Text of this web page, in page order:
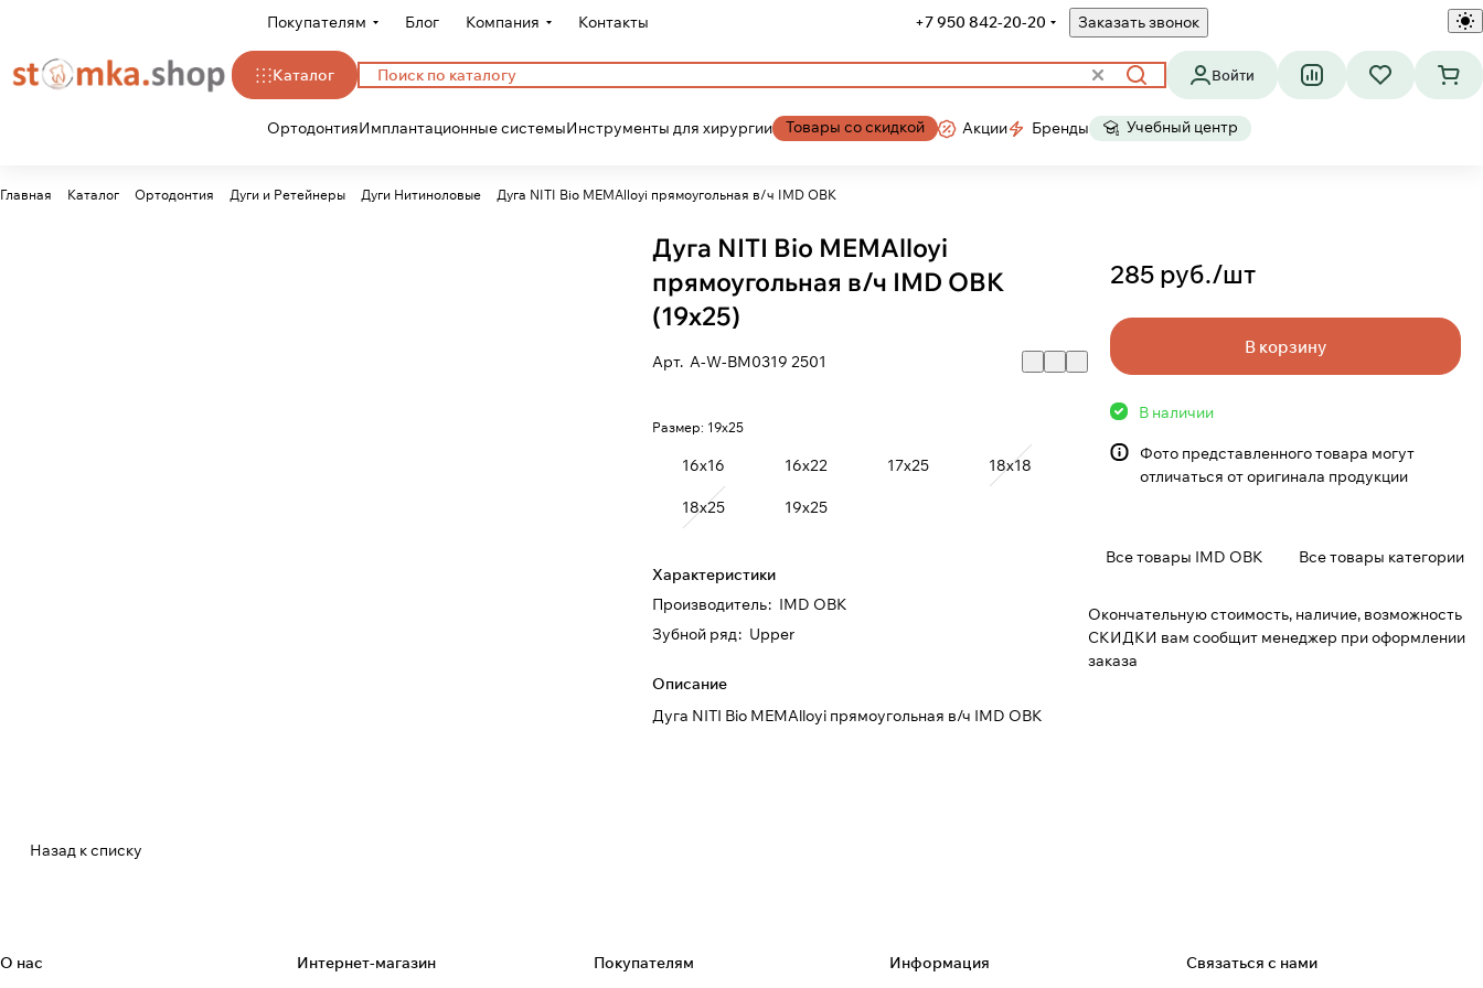
Покупателям Блог Компания Контакты +7 950 842-20-20 Заказать звонок
Каталог Войти
ОртодонтияИмплантационные системыИнструменты для хирургии Товары со скидкой Акции Бренды Учебный центр
Главная Каталог Ортодонтия Дуги и Ретейнеры Дуги Нитиноловые Дуга NITI Bio MEMAlloyi прямоугольная в/ч IMD ОВК
Дуга NITI Bio MEMAlloyi
прямоугольная в/ч IMD ОВК
(19х25)
Арт. A-W-BM0319 2501
Размер: 19х25
16х16 16х22 17х25 18х18
18х25 19х25
Характеристики
Производитель: IMD ОВК
Зубной ряд: Upper
Описание
Дуга NITI Bio MEMAlloyi прямоугольная в/ч IMD ОВК
285 руб./шт
В корзину
В наличии
Фото представленного товара могут
отличаться от оригинала продукции
Все товары IMD ОВК Все товары категории
Окончательную стоимость, наличие, возможность
СКИДКИ вам сообщит менеджер при оформлении
заказа
Назад к списку
О нас Интернет-магазин Покупателям Информация Связаться с нами